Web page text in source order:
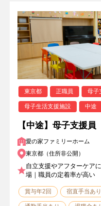
東京都 正職員 母子
母子生活支援施設 中途
【中途】母子支援員
愛の家ファミリーホーム
東京都（住所非公開）
自立支援やアフターケア
場｜職員の定着率が高い
賞与年2回 宿直手当あり